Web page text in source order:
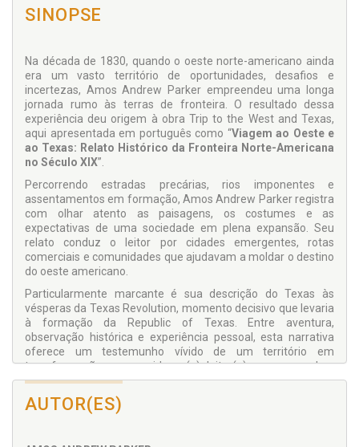
SINOPSE
Na década de 1830, quando o oeste norte-americano ainda
era um vasto território de oportunidades, desafios e
incertezas, Amos Andrew Parker empreendeu uma longa
jornada rumo às terras de fronteira. O resultado dessa
experiência deu origem à obra Trip to the West and Texas,
aqui apresentada em português como “Viagem ao Oeste e
ao Texas: Relato Histórico da Fronteira Norte-Americana
no Século XIX”.
Percorrendo estradas precárias, rios imponentes e
assentamentos em formação, Amos Andrew Parker registra
com olhar atento as paisagens, os costumes e as
expectativas de uma sociedade em plena expansão. Seu
relato conduz o leitor por cidades emergentes, rotas
comerciais e comunidades que ajudavam a moldar o destino
do oeste americano.
Particularmente marcante é sua descrição do Texas às
vésperas da Texas Revolution, momento decisivo que levaria
à formação da Republic of Texas. Entre aventura,
observação histórica e experiência pessoal, esta narrativa
oferece um testemunho vívido de um território em
transformação ao convidar o(a) leitor(a) a acompanhar,
passo a passo, uma viagem fascinante pela fronteira norte-
americana do século XIX.
AUTOR(ES)